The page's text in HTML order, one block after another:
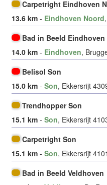
Carpetright Eindhoven
13.6 km - Eindhoven Noord
Bad in Beeld Eindhoven
14.0 km - Eindhoven,
Belisol Son
15.0 km - Son, Ekkersrijt
Trendhopper Son
15.1 km - Son, Ekkersrijt
Carpetright Son
15.1 km - Son, Ekkersrijt 4101
Bad in Beeld Veldhoven